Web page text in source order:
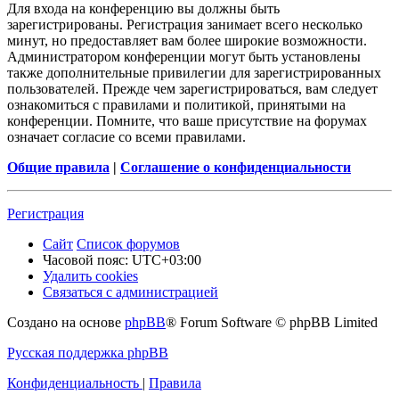
Для входа на конференцию вы должны быть
зарегистрированы. Регистрация занимает всего несколько
минут, но предоставляет вам более широкие возможности.
Администратором конференции могут быть установлены
также дополнительные привилегии для зарегистрированных
пользователей. Прежде чем зарегистрироваться, вам следует
ознакомиться с правилами и политикой, принятыми на
конференции. Помните, что ваше присутствие на форумах
означает согласие со всеми правилами.
Общие правила | Соглашение о конфиденциальности
Регистрация
Сайт Список форумов
Часовой пояс: UTC+03:00
Удалить cookies
Связаться с администрацией
Создано на основе phpBB® Forum Software © phpBB Limited
Русская поддержка phpBB
Конфиденциальность | Правила